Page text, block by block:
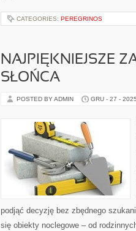
CATEGORIES: PEREGRINOS
NAJPIĘKNIEJSZE
SŁOŃCA
POSTED BY ADMIN GRU - 27 - 2025
podjąć decyzję bez zbędnego
się obiekty noclegowe – od